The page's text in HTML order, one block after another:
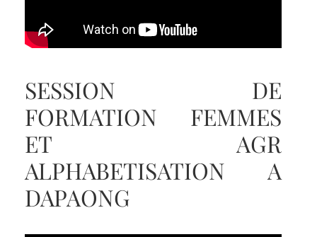
SESSION DE
FORMATION FEMMES
ET AGR
ALPHABETISATION A
DAPAONG